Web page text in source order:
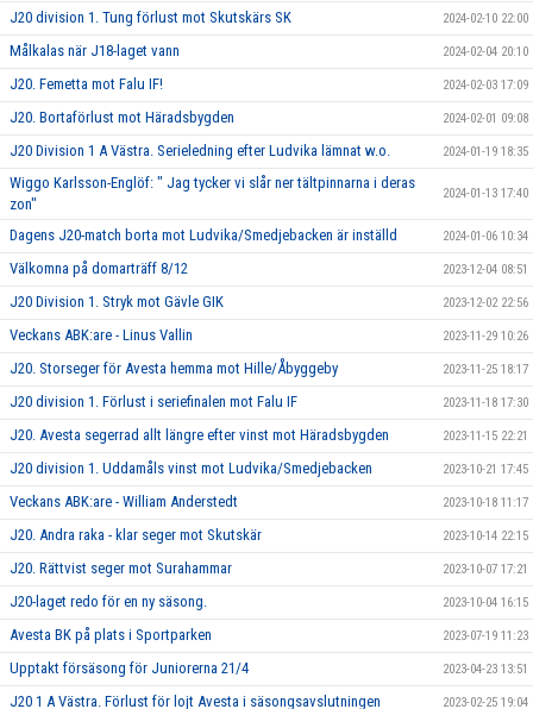
J20 division 1. Tung förlust mot Skutskärs SK 2024-02-10 22:00
Målkalas när J18-laget vann 2024-02-04 20:10
J20. Femetta mot Falu IF! 2024-02-03 17:09
J20. Bortaförlust mot Häradsbygden 2024-02-01 09:08
J20 Division 1 A Västra. Serieledning efter Ludvika lämnat w.o. 2024-01-19 18:35
Wiggo Karlsson-Englöf: " Jag tycker vi slår ner tältpinnarna i deras
zon"
2024-01-13 17:40
Dagens J20-match borta mot Ludvika/Smedjebacken är inställd 2024-01-06 10:34
Välkomna på domarträff 8/12 2023-12-04 08:51
J20 Division 1. Stryk mot Gävle GIK 2023-12-02 22:56
Veckans ABK:are - Linus Vallin 2023-11-29 10:26
J20. Storseger för Avesta hemma mot Hille/Åbyggeby 2023-11-25 18:17
J20 division 1. Förlust i seriefinalen mot Falu IF 2023-11-18 17:30
J20. Avesta segerrad allt längre efter vinst mot Häradsbygden 2023-11-15 22:21
J20 division 1. Uddamåls vinst mot Ludvika/Smedjebacken 2023-10-21 17:45
Veckans ABK:are - William Anderstedt 2023-10-18 11:17
J20. Andra raka - klar seger mot Skutskär 2023-10-14 22:15
J20. Rättvist seger mot Surahammar 2023-10-07 17:21
J20-laget redo för en ny säsong. 2023-10-04 16:15
Avesta BK på plats i Sportparken 2023-07-19 11:23
Upptakt försäsong för Juniorerna 21/4 2023-04-23 13:51
J20 1 A Västra. Förlust för lojt Avesta i säsongsavslutningen 2023-02-25 19:04